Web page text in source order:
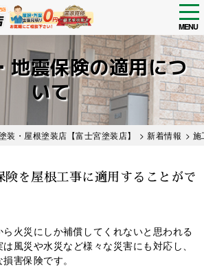
MENU
地震保険の適用につ
いて
装・屋根塗装店【富士宮塗装店】 >新着情報 > 施
険を屋根工事に適用することがで
火災にしか補償してくれないと思われる
風災や水災など様々な災害にも対応し、
害保険です。